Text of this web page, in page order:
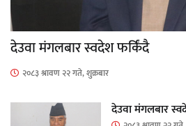
देउवा मंगलबार स्वदेश फर्किंदै
२०८३ श्रावण २२ गते, शुक्रबार
देउवा मंगलबार